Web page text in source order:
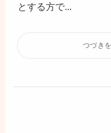
とする方で...